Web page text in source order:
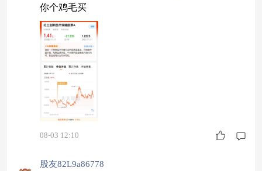
你个鸡毛买
08-03 12:10
股友82L9a86778